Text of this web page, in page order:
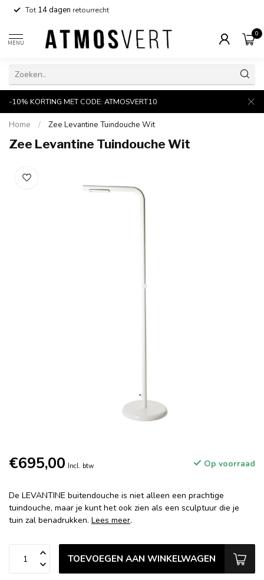
Tot14 dagen retourrecht
MENU
0
-10% KORTING MET CODE: ATMOSVERT10
Home / Zee Levantine Tuindouche Wit
Zee Levantine Tuindouche Wit
€695,00 Incl. btw Op voorraad
De LEVANTINE buitendouche is niet alleen een prachtige
tuindouche, maar je kunt het ook zien als een sculptuur die je
tuin zal benadrukken. Lees meer.
TOEVOEGEN AAN WINKELWAGEN